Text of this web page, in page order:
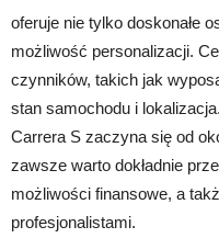
oferuje nie tylko doskonałe
możliwość personalizacji.
czynników, takich jak
stan samochodu i
Carrera S zaczyna się od
zawsze warto dokładnie
możliwości finansowe, a
profesjonalistami.